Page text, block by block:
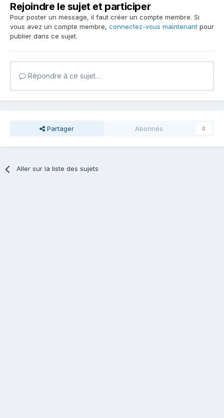
Rejoindre le sujet et participer
Pour poster un message, il faut créer un compte membre. Si
vous avez un compte membre, connectez-vous maintenant pour
publier dans ce sujet.
Répondre à ce sujet…
Partager Abonnés 0
Aller sur la liste des sujets